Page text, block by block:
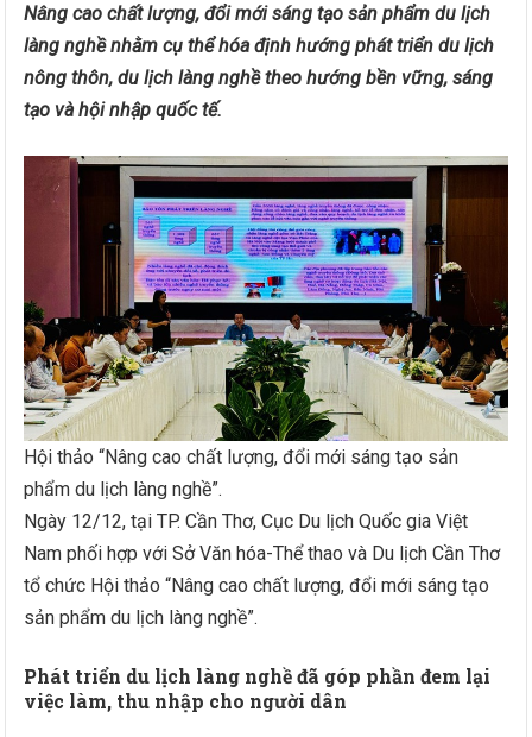
Nâng cao chất lượng, đổi mới sáng tạo sản phẩm du lịch
làng nghề nhằm cụ thể hóa định hướng phát triển du lịch
nông thôn, du lịch làng nghề theo hướng bền vững, sáng
tạo và hội nhập quốc tế.
Hội thảo “Nâng cao chất lượng, đổi mới sáng tạo sản
phẩm du lịch làng nghề”.
Ngày 12/12, tại TP. Cần Thơ, Cục Du lịch Quốc gia Việt
Nam phối hợp với Sở Văn hóa-Thể thao và Du lịch Cần Thơ
tổ chức Hội thảo “Nâng cao chất lượng, đổi mới sáng tạo
sản phẩm du lịch làng nghề”.
Phát triển du lịch làng nghề đã góp phần đem lại
việc làm, thu nhập cho người dân